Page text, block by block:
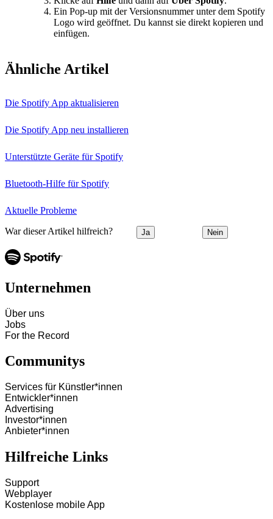
Ein Pop-up mit der Versionsnummer unter dem Spotify
Logo wird geöffnet. Du kannst sie direkt kopieren und
einfügen.
Ähnliche Artikel
Die Spotify App aktualisieren
Die Spotify App neu installieren
Unterstützte Geräte für Spotify
Bluetooth-Hilfe für Spotify
Aktuelle Probleme
War dieser Artikel hilfreich? Ja Nein
Unternehmen
Über uns
Jobs
For the Record
Communitys
Services für Künstler*innen
Entwickler*innen
Advertising
Investor*innen
Anbieter*innen
Hilfreiche Links
Support
Webplayer
Kostenlose mobile App